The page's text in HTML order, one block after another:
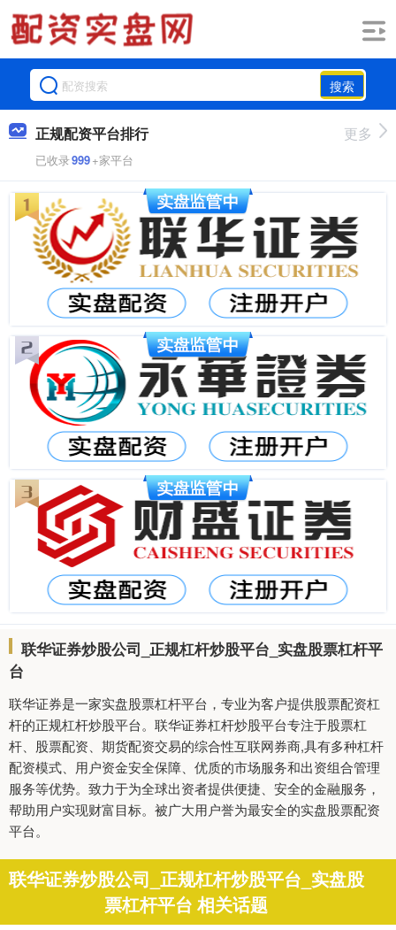
搜索
正规配资平台排行
已收录999+家平台
更多
联华证券炒股公司_正规杠杆炒股平台_实盘股票杠杆平
台
联华证券是一家实盘股票杠杆平台，专业为客户提供股票配资杠
杆的正规杠杆炒股平台。联华证券杠杆炒股平台专注于股票杠
杆、股票配资、期货配资交易的综合性互联网券商,具有多种杠杆
配资模式、用户资金安全保障、优质的市场服务和出资组合管理
服务等优势。致力于为全球出资者提供便捷、安全的金融服务，
帮助用户实现财富目标。被广大用户誉为最安全的实盘股票配资
平台。
联华证券炒股公司_正规杠杆炒股平台_实盘股
票杠杆平台 相关话题